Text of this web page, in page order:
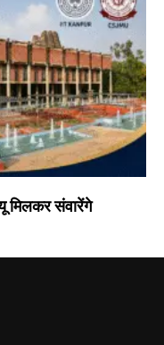
संवारेंगे